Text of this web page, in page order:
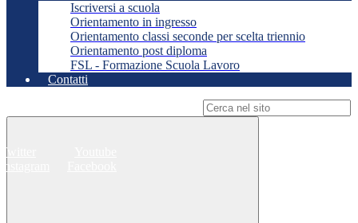
Iscriversi a scuola
Orientamento in ingresso
Orientamento classi seconde per scelta triennio
Orientamento post diploma
FSL - Formazione Scuola Lavoro
Contatti
Twitter
Instagram